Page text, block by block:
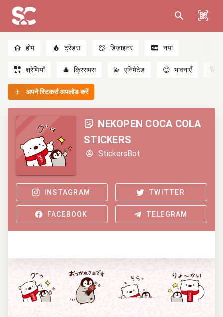
होम ट्रेंड्स डिज़ाइनर नया
श्रेणियाँ 🎄 क्रिसमस 💫 एनिमेटेड 😊 भावनाएँ 🐻
अपने स्टिकर्स अपलोड करें
NEKOPEN COCA COLA
STICKERS
StickersBot
INSTAGRAM TWITTER
FACEBOOK TELEGRAM